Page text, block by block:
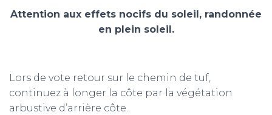
Attention aux effets nocifs du soleil, randonnée
en plein soleil.
Lors de vote retour sur le chemin de tuf,
continuez à longer la côte par la végétation
arbustive d’arrière côte.